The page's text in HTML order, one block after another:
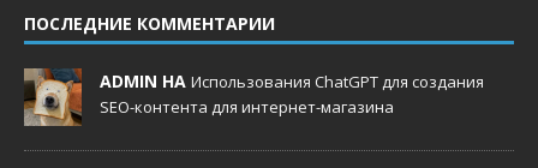
ПОСЛЕДНИЕ КОММЕНТАРИИ
ADMIN НА Использования ChatGPT для создания
SEO-контента для интернет-магазина